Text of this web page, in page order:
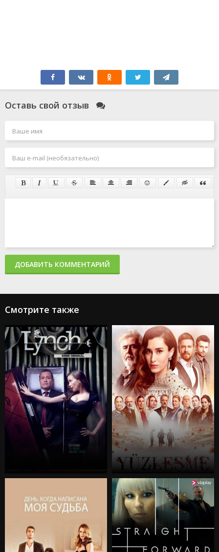
Оставь свой отзыв
ДОБАВИТЬ КОММЕНТАРИЙ
Смотрите также